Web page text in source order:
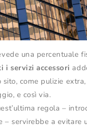
una percentuale
i servizi accessori
come pulizie
e così via.
regola –
– servirebbe a evitare